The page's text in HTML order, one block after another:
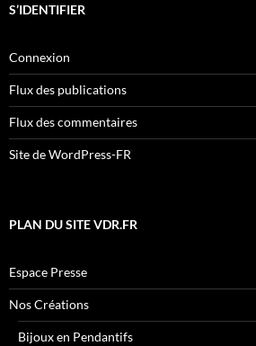
S’IDENTIFIER
Connexion
Flux des publications
Flux des commentaires
Site de WordPress-FR
PLAN DU SITE VDR.FR
Espace Presse
Nos Créations
Bijoux en Pendantifs